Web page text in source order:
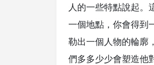
人的一些特點說起。
一個地點，你會得到
勒出一個人物的輪廓
們多多少少會塑造他